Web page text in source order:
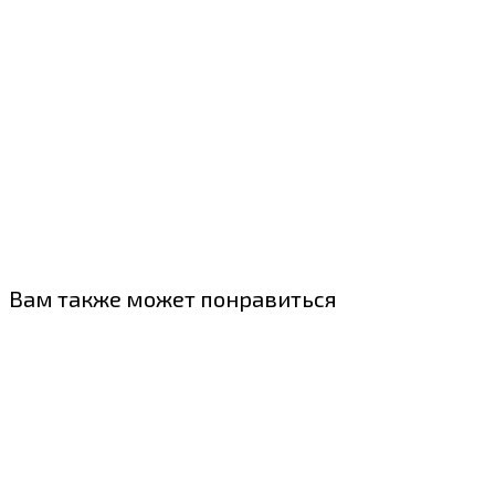
Вам также может понравиться